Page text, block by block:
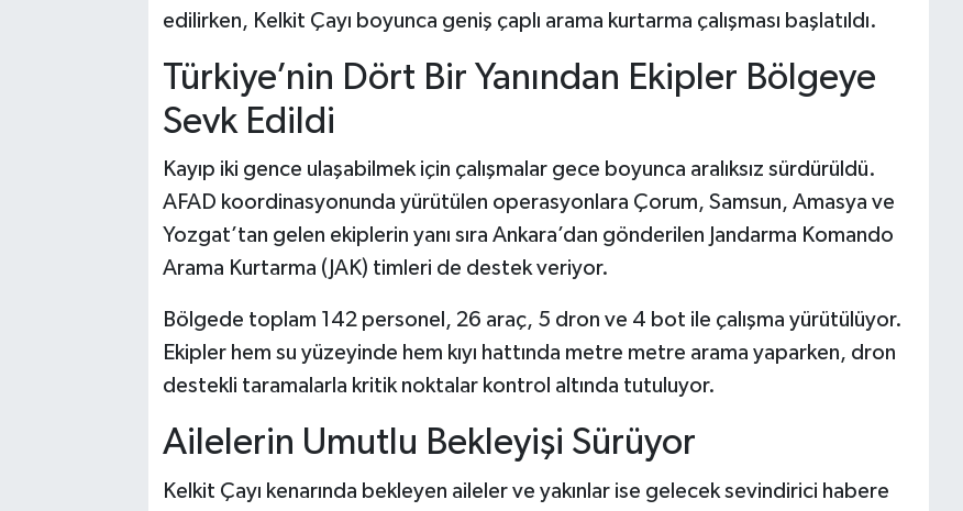
edilirken, Kelkit Çayı boyunca geniş çaplı arama kurtarma çalışması başlatıldı.
Türkiye’nin Dört Bir Yanından Ekipler Bölgeye
Sevk Edildi
Kayıp iki gence ulaşabilmek için çalışmalar gece boyunca aralıksız sürdürüldü.
AFAD koordinasyonunda yürütülen operasyonlara Çorum, Samsun, Amasya ve
Yozgat’tan gelen ekiplerin yanı sıra Ankara’dan gönderilen Jandarma Komando
Arama Kurtarma (JAK) timleri de destek veriyor.
Bölgede toplam 142 personel, 26 araç, 5 dron ve 4 bot ile çalışma yürütülüyor.
Ekipler hem su yüzeyinde hem kıyı hattında metre metre arama yaparken, dron
destekli taramalarla kritik noktalar kontrol altında tutuluyor.
Ailelerin Umutlu Bekleyişi Sürüyor
Kelkit Çayı kenarında bekleyen aileler ve yakınlar ise gelecek sevindirici habere